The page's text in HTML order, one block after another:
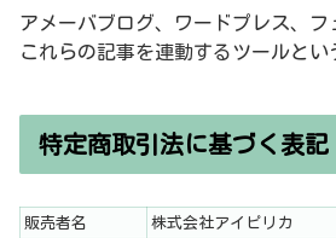
アメーバブログ、ワードプレス、
これらの記事を連動するツールとい
特定商取引法に基づく表記
販売者名
株式会社アイピリカ